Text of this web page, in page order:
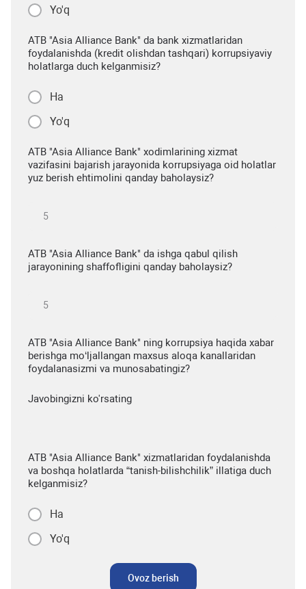
Yo'q
ATB "Asia Alliance Bank" da bank xizmatlaridan
foydalanishda (kredit olishdan tashqari) korrupsiyaviy
holatlarga duch kelganmisiz?
Ha
Yo'q
ATB "Asia Alliance Bank" xodimlarining xizmat
vazifasini bajarish jarayonida korrupsiyaga oid holatlar
yuz berish ehtimolini qanday baholaysiz?
ATB "Asia Alliance Bank" da ishga qabul qilish
jarayonining shaffofligini qanday baholaysiz?
ATB "Asia Alliance Bank" ning korrupsiya haqida xabar
berishga mo‘ljallangan maxsus aloqa kanallaridan
foydalanasizmi va munosabatingiz?
Javobingizni ko'rsating
ATB "Asia Alliance Bank" xizmatlaridan foydalanishda
va boshqa holatlarda “tanish-bilishchilik” illatiga duch
kelganmisiz?
Ha
Yo'q
Ovoz berish